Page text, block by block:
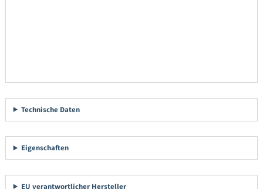
Technische Daten
Eigenschaften
EU verantwortlicher Hersteller